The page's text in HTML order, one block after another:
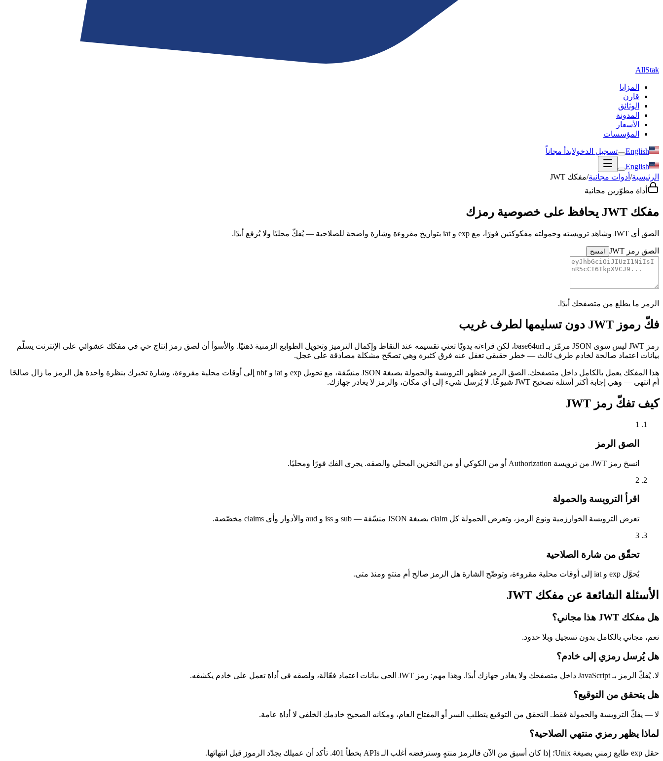
AllStak
المزايا
قارن
الوثائق
المدونة
الأسعار
المؤسسات
English تسجيل الدخولابدأ مجاناً
English
الرئيسية/ أدوات مجانية/مفكك JWT
أداة مطوّرين مجانية
مفكك JWT يحافظ على خصوصية رمزك
الصق أي JWT وشاهد ترويسته وحمولته مفكوكتين فورًا، مع exp و iat بتواريخ مقروءة وشارة واضحة للصلاحية — يُفكّ محليًا ولا يُرفع أبدًا.
الصق رمز JWT امسح
الرمز ما يطلع من متصفحك أبدًا.
فكّ رموز JWT دون تسليمها لطرف غريب
رمز JWT ليس سوى JSON مرمّز بـ base64url، لكن قراءته يدويًا تعني تقسيمه عند النقاط وإكمال الترميز وتحويل الطوابع الزمنية ذهنيًا. والأسوأ أن لصق رمز إنتاج حي في مفكك عشوائي على الإنترنت يسلّم
بيانات اعتماد صالحة لخادم طرف ثالث — خطر حقيقي تغفل عنه فرق كثيرة وهي تصحّح مشكلة مصادقة على عجل.
هذا المفكك يعمل بالكامل داخل متصفحك. الصق الرمز فتظهر الترويسة والحمولة بصيغة JSON منسّقة، مع تحويل exp و iat و nbf إلى أوقات محلية مقروءة، وشارة تخبرك بنظرة واحدة هل الرمز ما زال صالحًا
أم انتهى — وهي إجابة أكثر أسئلة تصحيح JWT شيوعًا. لا يُرسل شيء إلى أي مكان، والرمز لا يغادر جهازك.
كيف تفكّ رمز JWT
1
الصق الرمز
انسخ رمز JWT من ترويسة Authorization أو من الكوكي أو من التخزين المحلي والصقه. يجري الفك فورًا ومحليًا.
2
اقرأ الترويسة والحمولة
تعرض الترويسة الخوارزمية ونوع الرمز، وتعرض الحمولة كل claim بصيغة JSON منسّقة — sub و iss و aud والأدوار وأي claims مخصّصة.
3
تحقّق من شارة الصلاحية
يُحوَّل exp و iat إلى أوقات محلية مقروءة، وتوضّح الشارة هل الرمز صالح أم منتهٍ ومنذ متى.
الأسئلة الشائعة عن مفكك JWT
هل مفكك JWT هذا مجاني؟
نعم، مجاني بالكامل بدون تسجيل وبلا حدود.
هل يُرسل رمزي إلى خادم؟
لا. يُفكّ الرمز بـ JavaScript داخل متصفحك ولا يغادر جهازك أبدًا. وهذا مهم: رمز JWT الحي بيانات اعتماد فعّالة، ولصقه في أداة تعمل على خادم يكشفه.
هل يتحقق من التوقيع؟
لا — يفكّ الترويسة والحمولة فقط. التحقق من التوقيع يتطلب السر أو المفتاح العام، ومكانه الصحيح خادمك الخلفي لا أداة عامة.
لماذا يظهر رمزي منتهي الصلاحية؟
حقل exp طابع زمني بصيغة Unix؛ إذا كان أسبق من الآن فالرمز منتهٍ وسترفضه أغلب الـ APIs بخطأ 401. تأكد أن عميلك يجدّد الرموز قبل انتهائها.